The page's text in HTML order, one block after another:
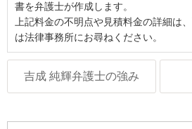
書を弁護士が作成します。
上記料金の不明点や見積料金の詳細は
は法律事務所にお尋ねください。
吉成 純輝弁護士の強み